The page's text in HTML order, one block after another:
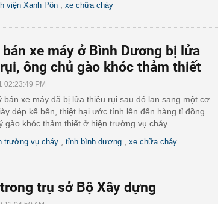
viện Xanh Pôn xe chữa cháy
xe máy ở Bình Dương bị lửa
ông chủ gào khóc thảm thiết
02:23:49 PM
bán xe máy đã bị lửa thiêu rụi sau đó lan sang một cơ
dép kế bên, thiệt hại ước tính lên đến hàng tỉ đồng.
gào khóc thảm thiết ở hiện trường vụ cháy.
trường vụ cháy tỉnh bình dương xe chữa cháy
trụ sở Bộ Xây dựng